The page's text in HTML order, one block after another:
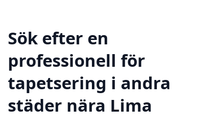
Sök efter en
professionell för
tapetsering i andra
städer nära Lima